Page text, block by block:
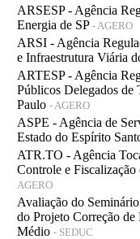
ARSESP - Agência
Energia de SP - AGERO
ARSI - Agência
e Infraestrutura Viária
ARTESP - Agência
Públicos Delegados de
Paulo - AGERO
ASPE - Agência de
Estado do Espírito
ATR.TO - Agência
Controle e
AGERO
Avaliação do
do Projeto Correção
Médio - SEDUC